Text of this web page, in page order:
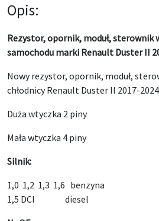
Opis:
Rezystor, opornik, moduł, sterownik
samochodu marki Renault Duster II
Nowy rezystor, opornik, moduł,
chłodnicy Renault Duster II 2017-2024
Duża wtyczka 2 piny
Mała wtyczka 4 piny
Silnik:
1,0 1,2 1,3 1,6 benzyna
1,5 DCI diesel